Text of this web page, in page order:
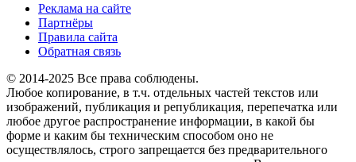
Реклама на сайте
Партнёры
Правила сайта
Обратная связь
© 2014-2025 Все права соблюдены.
Любое копирование, в т.ч. отдельных частей текстов или
изображений, публикация и републикация, перепечатка или
любое другое распространение информации, в какой бы
форме и каким бы техническим способом оно не
осуществлялось, строго запрещается без предварительного